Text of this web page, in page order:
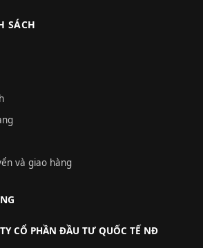
SÁCH
và giao hàng
CỔ PHẦN ĐẦU TƯ QUỐC TẾ NĐ